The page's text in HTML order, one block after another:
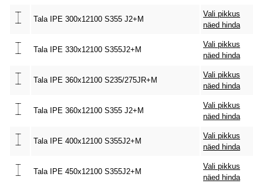
Tala IPE 300x12100 S355 J2+M
Vali pikkus
näed hinda
Tala IPE 330x12100 S355J2+M
Vali pikkus
näed hinda
Tala IPE 360x12100 S235/275JR+M
Vali pikkus
näed hinda
Tala IPE 360x12100 S355 J2+M
Vali pikkus
näed hinda
Tala IPE 400x12100 S355J2+M
Vali pikkus
näed hinda
Tala IPE 450x12100 S355J2+M
Vali pikkus
näed hinda